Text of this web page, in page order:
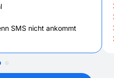
SMS nicht ankommt